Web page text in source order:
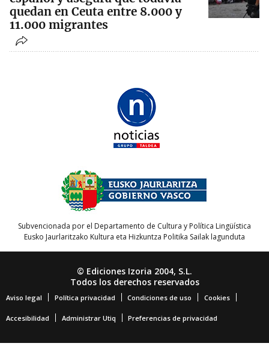
quedan en Ceuta entre 8.000 y
11.000 migrantes
Subvencionada por el Departamento de Cultura y Política Lingüística
Eusko Jaurlaritzako Kultura eta Hizkuntza Politika Sailak lagunduta
© Ediciones Izoria 2004, S.L.
Todos los derechos reservados
Aviso legal Política privacidad Condiciones de uso Cookies
Accesibilidad Administrar Utiq Preferencias de privacidad